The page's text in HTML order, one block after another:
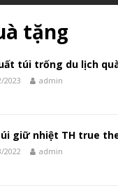
tặng
túi trống du lịch
2023 admin
giữ nhiệt TH true
2022 admin